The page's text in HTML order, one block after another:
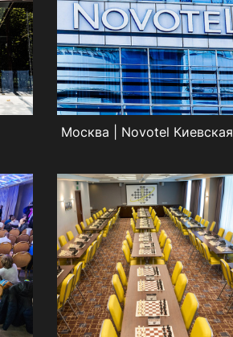
Москва | Novotel Киевская